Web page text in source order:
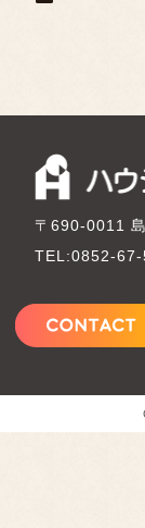
〒690-0011
TEL:0852-67-